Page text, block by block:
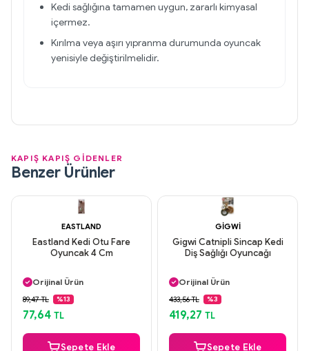
Kedi sağlığına tamamen uygun, zararlı kimyasal
içermez.
Kırılma veya aşırı yıpranma durumunda oyuncak
yenisiyle değiştirilmelidir.
KAPIŞ KAPIŞ GİDENLER
Benzer Ürünler
EASTLAND
Eastland Kedi Otu Fare
Oyuncak 4 Cm
Orijinal Ürün
Güvenli Ödeme
Aynı Gün Kargo
89,47 TL %13
77,64 TL
Sepete Ekle
GIGWI
Gigwi Catnipli Sincap Kedi
Diş Sağlığı Oyuncağı
Orijinal Ürün
Güvenli Ödeme
Aynı Gün Kargo
433,56 TL %3
419,27 TL
Sepete Ekle